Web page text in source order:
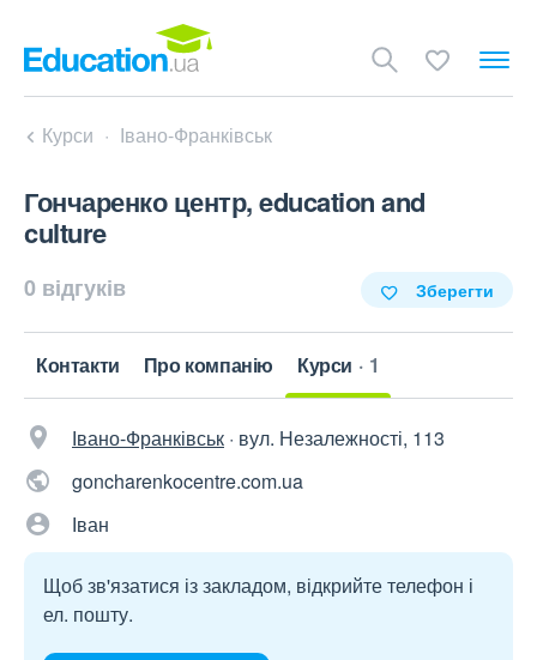
Курси Івано-Франківськ
Гончаренко центр, education and
culture
0 відгуків Зберегти
Контакти Про компанію Курси 1
Івано-Франківськ · вул. Незалежності, 113
goncharenkocentre.com.ua
Іван
Щоб зв'язатися із закладом, відкрийте телефон і
ел. пошту.